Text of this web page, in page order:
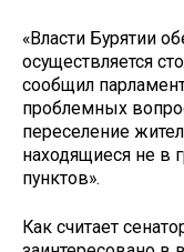
«Власти Бурятии
осуществляется
сообщил
проблемных
переселение
находящиеся не в
пунктов».
Как считает